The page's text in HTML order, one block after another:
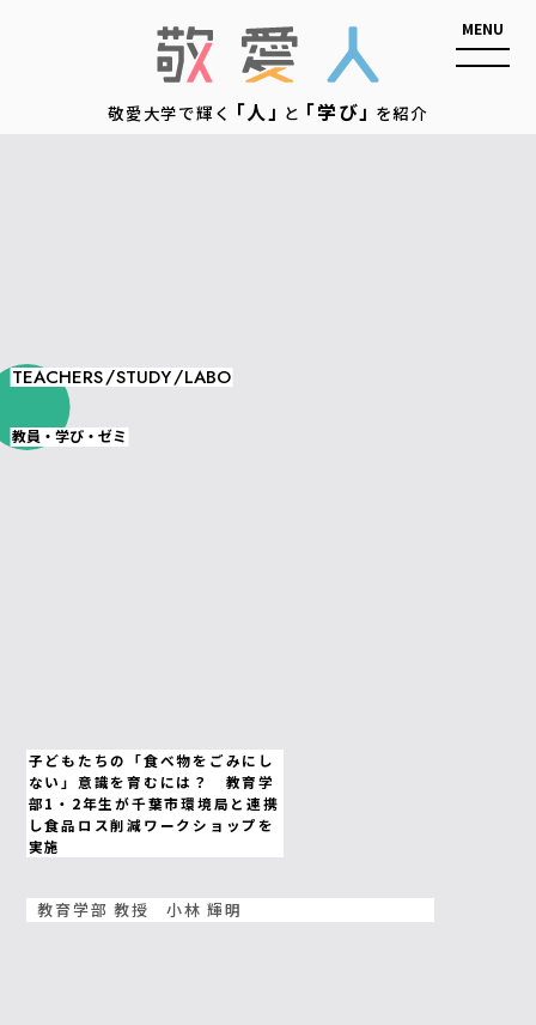
敬愛大学で輝く「人」と「学び」を紹介
TEACHERS/STUDY/LABO
教員・学び・ゼミ
子どもたちの「食べ物をごみにし
ない」意識を育むには？ 教育学
部1・2年生が千葉市環境局と連携
し食品ロス削減ワークショップを
実施
教育学部 教授 小林 輝明